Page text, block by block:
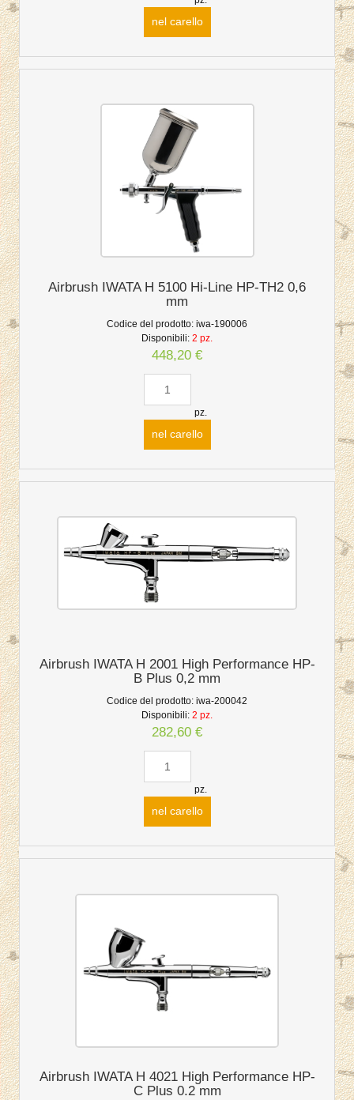
nel carello
Airbrush IWATA H 5100 Hi-Line HP-TH2 0,6
mm
Codice del prodotto: iwa-190006
Disponibili: 2 pz.
448,20 €
pz.
nel carello
Airbrush IWATA H 2001 High Performance HP-
B Plus 0,2 mm
Codice del prodotto: iwa-200042
Disponibili: 2 pz.
282,60 €
pz.
nel carello
Airbrush IWATA H 4021 High Performance HP-
C Plus 0.2 mm